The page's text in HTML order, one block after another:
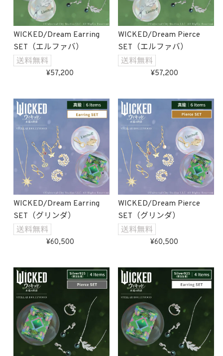
WICKED/Dream Earring
SET（エルファバ）
57,200
WICKED/Dream Pierce
SET（エルファバ）
57,200
WICKED/Dream Earring
SET（グリンダ）
60,500
WICKED/Dream Pierce
SET（グリンダ）
60,500